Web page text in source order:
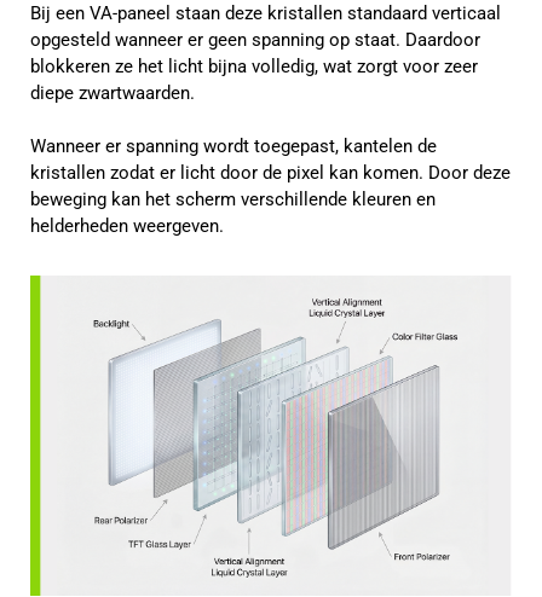
Bij een VA-paneel staan deze kristallen standaard verticaal
opgesteld wanneer er geen spanning op staat. Daardoor
blokkeren ze het licht bijna volledig, wat zorgt voor zeer
diepe zwartwaarden.
Wanneer er spanning wordt toegepast, kantelen de
kristallen zodat er licht door de pixel kan komen. Door deze
beweging kan het scherm verschillende kleuren en
helderheden weergeven.